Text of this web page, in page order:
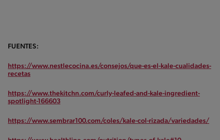
FUENTES:
https://www.nestlecocina.es/consejos/que-es-el-kale-cualidades-
recetas
https://www.thekitchn.com/curly-leafed-and-kale-ingredient-
spotlight-166603
https://www.sembrar100.com/coles/kale-col-rizada/variedades/